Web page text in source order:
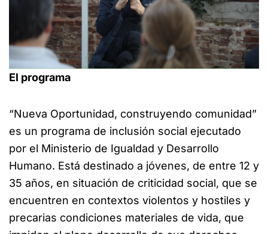
El programa
“Nueva Oportunidad, construyendo comunidad”
es un programa de inclusión social ejecutado
por el Ministerio de Igualdad y Desarrollo
Humano. Está destinado a jóvenes, de entre 12 y
35 años, en situación de criticidad social, que se
encuentren en contextos violentos y hostiles y
precarias condiciones materiales de vida, que